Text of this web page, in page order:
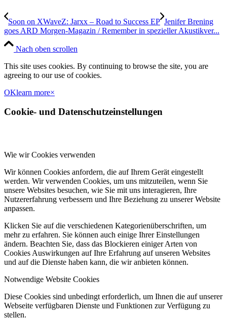
Soon on XWaveZ: Jarxx – Road to Success EP Jenifer Brening
goes ARD Morgen-Magazin / Remember in spezieller Akustikver...
Nach oben scrollen
This site uses cookies. By continuing to browse the site, you are
agreeing to our use of cookies.
OKlearn more×
Cookie- und Datenschutzeinstellungen
Wie wir Cookies verwenden
Wir können Cookies anfordern, die auf Ihrem Gerät eingestellt
werden. Wir verwenden Cookies, um uns mitzuteilen, wenn Sie
unsere Websites besuchen, wie Sie mit uns interagieren, Ihre
Nutzererfahrung verbessern und Ihre Beziehung zu unserer Website
anpassen.
Klicken Sie auf die verschiedenen Kategorienüberschriften, um
mehr zu erfahren. Sie können auch einige Ihrer Einstellungen
ändern. Beachten Sie, dass das Blockieren einiger Arten von
Cookies Auswirkungen auf Ihre Erfahrung auf unseren Websites
und auf die Dienste haben kann, die wir anbieten können.
Notwendige Website Cookies
Diese Cookies sind unbedingt erforderlich, um Ihnen die auf unserer
Webseite verfügbaren Dienste und Funktionen zur Verfügung zu
stellen.